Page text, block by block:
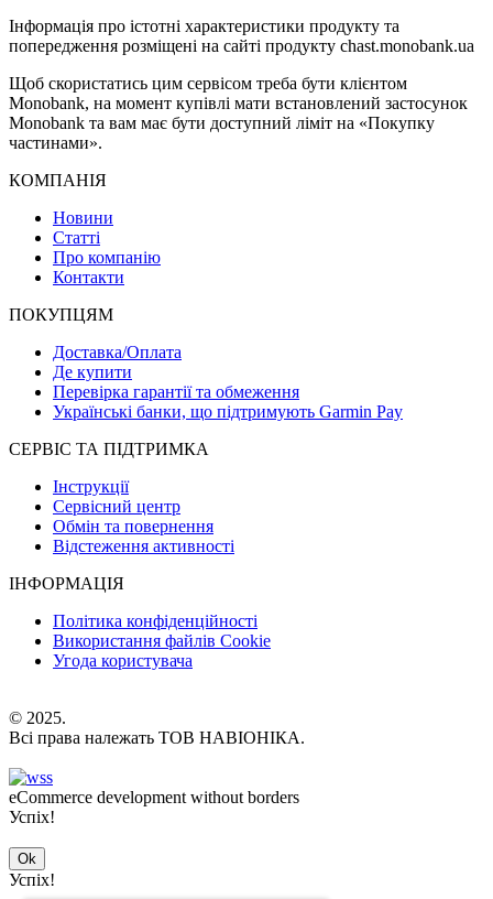
Інформація про істотні характеристики продукту та
попередження розміщені на сайті продукту chast.monobank.ua
Щоб скористатись цим сервісом треба бути клієнтом
Monobank, на момент купівлі мати встановлений застосунок
Monobank та вам має бути доступний ліміт на «Покупку
частинами».
КОМПАНІЯ
Новини
Статті
Про компанію
Контакти
ПОКУПЦЯМ
Доставка/Оплата
Де купити
Перевірка гарантії та обмеження
Українські банки, що підтримують Garmin Pay
СЕРВІС ТА ПІДТРИМКА
Інструкції
Сервісний центр
Обмін та повернення
Відстеження активності
ІНФОРМАЦІЯ
Політика конфіденційності
Використання файлів Cookie
Угода користувача
© 2025.
Всі права належать ТОВ НАВІОНІКА.
eCommerce development without borders
Успіх!
Ok
Успіх!